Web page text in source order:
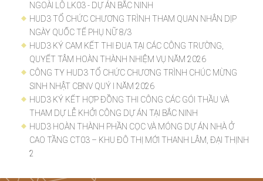
NGOÀI LÔ LK03 - DỰ ÁN BẮC NINH
HUD3 TỔ CHỨC CHƯƠNG TRÌNH THAM QUAN NHÂN DỊP
NGÀY QUỐC TẾ PHỤ NỮ 8/3
HUD3 KÝ CAM KẾT THI ĐUA TẠI CÁC CÔNG TRƯỜNG,
QUYẾT TÂM HOÀN THÀNH NHIỆM VỤ NĂM 2026
CÔNG TY HUD3 TỔ CHỨC CHƯƠNG TRÌNH CHÚC MỪNG
SINH NHẬT CBNV QUÝ I NĂM 2026
HUD3 KÝ KẾT HỢP ĐỒNG THI CÔNG CÁC GÓI THẦU VÀ
THAM DỰ LỄ KHỞI CÔNG DỰ ÁN TẠI BẮC NINH
HUD3 HOÀN THÀNH PHẦN CỌC VÀ MÓNG DỰ ÁN NHÀ Ở
CAO TẦNG CT03 – KHU ĐÔ THỊ MỚI THANH LÂM, ĐẠI THỊNH
2